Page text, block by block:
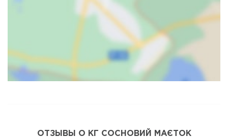
ОТЗЫВЫ О КГ СОСНОВИЙ МАЄТОК